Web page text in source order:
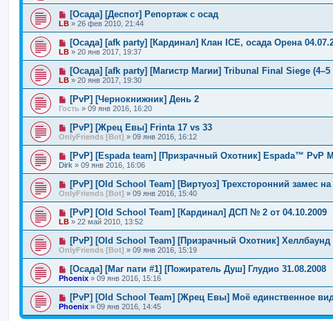
[Осада] [Деспот] Репортаж с осад
LB » 26 фев 2010, 21:44
[Осада] [afk party] [Кардинал] Клан ICE, осада Орена
LB » 20 янв 2017, 19:37
[Осада] [afk party] [Магистр Магии] Tribunal Final Siege (4–5
LB » 20 янв 2017, 19:30
[PvP] [Чернокнижник] День 2
Гость » 09 янв 2016, 16:20
[PvP] [Жрец Евы] Frinta 17 vs 33
OnlyFriends [Bot] » 09 янв 2016, 16:12
[PvP] [Espada team] [Призрачный Охотник] Espada™ PvP
Dirk » 09 янв 2016, 16:06
[PvP] [Old School Team] [Виртуоз] Трехсторонний замес
OnlyFriends [Bot] » 09 янв 2016, 15:40
[PvP] [Old School Team] [Кардинал] ДСП № 2 от 04.10.2009
LB » 22 май 2010, 13:52
[PvP] [Old School Team] [Призрачный Охотник]
OnlyFriends [Bot] » 09 янв 2016, 15:19
[Осада] [Маг пати #1] [Пожиратель Душ] Глудио 31.08.2008
Phoenix » 09 янв 2016, 15:16
[PvP] [Old School Team] [Жрец Евы] Моё единственное
Phoenix » 09 янв 2016, 14:45